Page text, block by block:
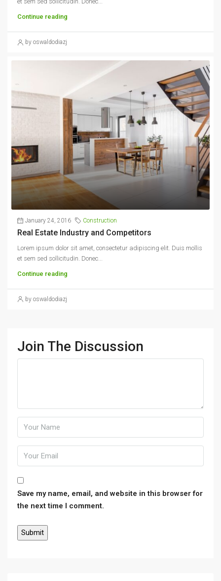
Continue reading
by oswaldodiazj
January 24, 2016 Construction
Real Estate Industry and Competitors
Lorem ipsum dolor sit amet, consectetur adipiscing elit. Duis mollis
et sem sed sollicitudin. Donec...
Continue reading
by oswaldodiazj
Join The Discussion
Save my name, email, and website in this browser for
the next time I comment.